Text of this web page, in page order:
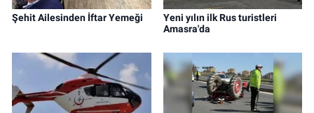
Şehit Ailesinden İftar Yemeği
Yeni yılın ilk Rus turistleri
Amasra'da